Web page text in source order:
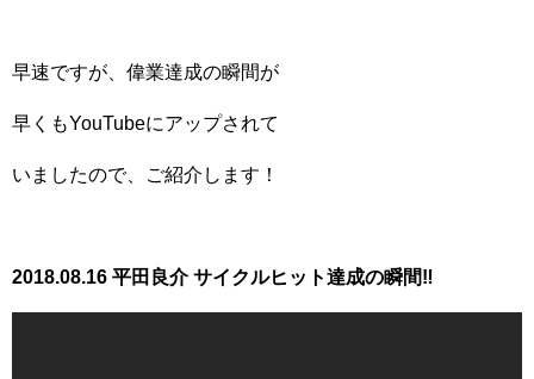
早速ですが、偉業達成の瞬間が
早くもYouTubeにアップされて
いましたので、ご紹介します！
2018.08.16 平田良介 サイクルヒット達成の瞬間‼︎